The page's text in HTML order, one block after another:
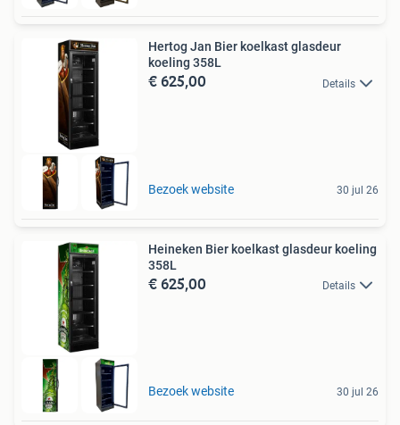
Hertog Jan Bier koelkast glasdeur
koeling 358L
€ 625,00 Details
Bezoek website 30 jul 26
Heineken Bier koelkast glasdeur koeling
358L
€ 625,00 Details
Bezoek website 30 jul 26